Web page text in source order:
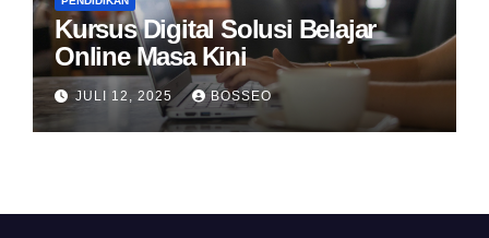
Kursus Digital Solusi Belajar
Online Masa Kini
JULI 12, 2025 BOSSEO